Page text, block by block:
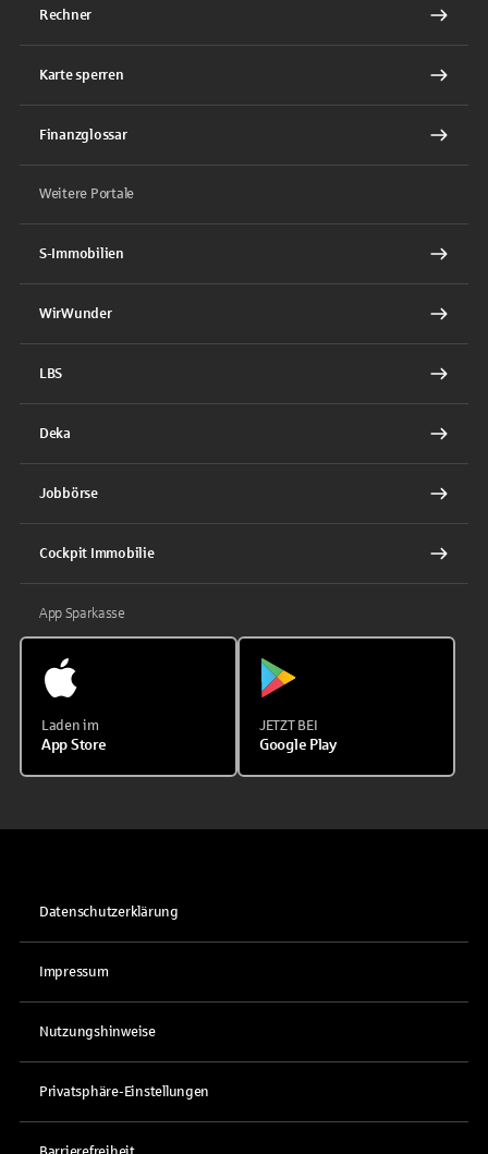
Rechner
Karte sperren
Finanzglossar
Weitere Portale
S-Immobilien
WirWunder
LBS
Deka
Jobbörse
Cockpit Immobilie
App Sparkasse
Laden im
App Store
JETZT BEI
Google Play
Datenschutzerklärung
Impressum
Nutzungshinweise
Privatsphäre-Einstellungen